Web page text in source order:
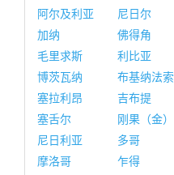
阿尔及利亚
尼日尔
加纳
佛得角
毛里求斯
利比亚
博茨瓦纳
布基纳法索
塞拉利昂
吉布提
塞舌尔
刚果（金）
尼日利亚
多哥
摩洛哥
乍得